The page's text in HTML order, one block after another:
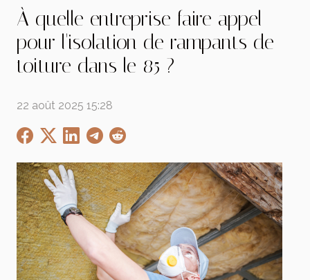
À quelle entreprise faire appel
pour l'isolation de rampants de
toiture dans le 85 ?
22 août 2025 15:28